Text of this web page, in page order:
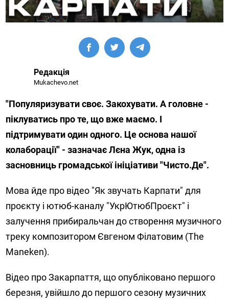
Редакція
Mukachevo.net
"Популяризувати своє. Закохувати. А головне -
піклуватись про те, що вже маємо. І
підтримувати один одного. Це основа нашої
колаборації" - зазначає Лєна Жук, одна із
засновниць громадської ініціативи "Чисто.Де".
Мова йде про відео "Як звучать Карпати" для
проєкту і ютюб-каналу "УкрЮтюбПроєкт" і
залучення прибиральчан до створення музичного
треку композитором Євгеном Філатовим (The
Maneken).
Відео про Закарпаття, що опубліковано першого
березня, увійшло до першого сезону музичних